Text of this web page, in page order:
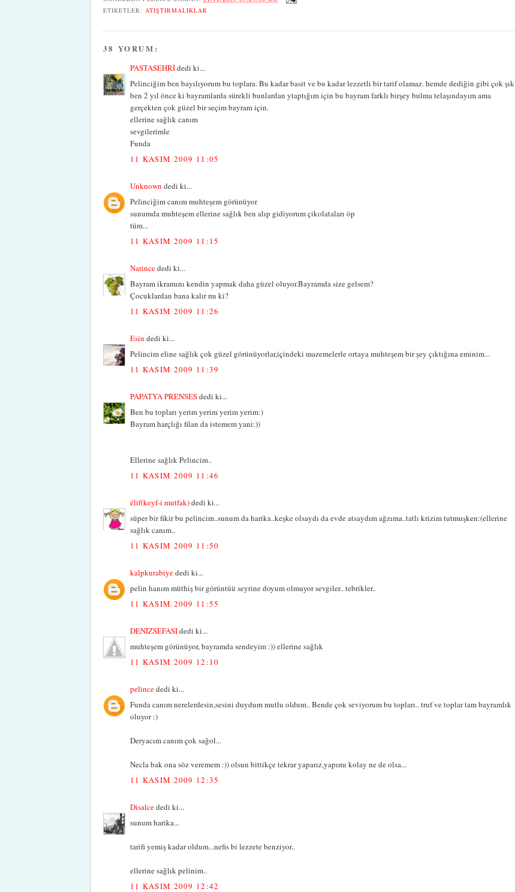
ETIKETLER: ATIŞTIRMALIKLAR
38 YORUM:
PASTASEHRİdedi ki...
Pelinciğim ben bayılıyorum bu toplara. Bu kadar basit ve bu kadar lezzetli bir tarif olamaz. hemde dediğin gibi çok şık
ben 2 yıl önce ki bayramlarda sürekli bunlardan ytaptığım için bu bayram farklı birşey bulma telaşındayım ama
gerçekten çok güzel bir seçim bayram için.
ellerine sağlık canım
sevgilerimle
Funda
11 KASIM 2009 11:05
Unknown dedi ki...
Pelinciğim canım muhteşem görünüyor
sunumda muhteşem ellerine sağlık ben alıp gidiyorum çikolataları öp
tüm...
11 KASIM 2009 11:15
Narincededi ki...
Bayram ikramını kendin yapmak daha güzel oluyor.Bayramda size gelsem?
Çocuklardan bana kalır mı ki?
11 KASIM 2009 11:26
Esin dedi ki...
Pelincim eline sağlık çok güzel görünüyorlar,içindeki mazemelerle ortaya muhteşem bir şey çıktığına eminim...
11 KASIM 2009 11:39
PAPATYA PRENSESdedi ki...
Ben bu topları yerim yerim yerim yerim:)
Bayram harçlığı filan da istemem yani:))
Ellerine sağlık Pelincim..
11 KASIM 2009 11:46
élif(keyf-i mutfak)dedi ki...
süper bir fikir bu pelincim..sunum da harika..keşke olsaydı da evde atsaydım ağzıma..tatlı krizim tutmuşken:(ellerine
sağlık canım..
11 KASIM 2009 11:50
kalpkurabiyededi ki...
pelin hanım müthiş bir görüntüü seyrine doyum olmuyor sevgiler.. tebrikler..
11 KASIM 2009 11:55
DENİZSEFASIdedi ki...
muhteşem görünüyor, bayramda sendeyim :)) ellerine sağlık
11 KASIM 2009 12:10
pelincededi ki...
Funda canım nerelerdesin,sesini duydum mutlu oldum.. Bende çok seviyorum bu topları.. truf ve toplar tam bayramlık
oluyor :)
Deryacım canım çok sağol...
Necla bak ona söz veremem :)) olsun bittikçe tekrar yaparız,yapımı kolay ne de olsa...
11 KASIM 2009 12:35
Disalcededi ki...
sunum harika...
tarifi yemiş kadar oldum...nefis bi lezzete benziyor..
ellerine sağlık pelinim..
11 KASIM 2009 12:42